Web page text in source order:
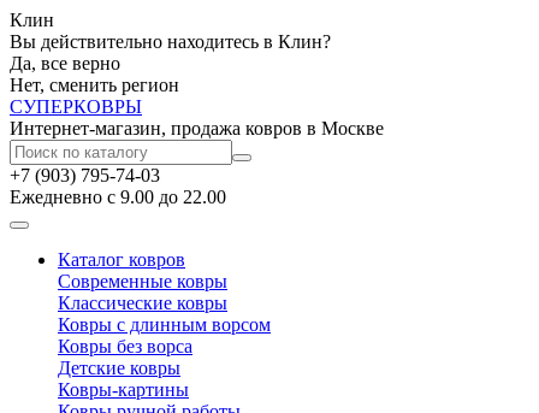
Клин
Вы действительно находитесь в Клин?
Да, все верно
Нет, сменить регион
СУПЕРКОВРЫ
Интернет-магазин, продажа ковров в Москве
+7 (903) 795-74-03
Ежедневно с 9.00 до 22.00
Каталог ковров
Современные ковры
Классические ковры
Ковры с длинным ворсом
Ковры без ворса
Детские ковры
Ковры-картины